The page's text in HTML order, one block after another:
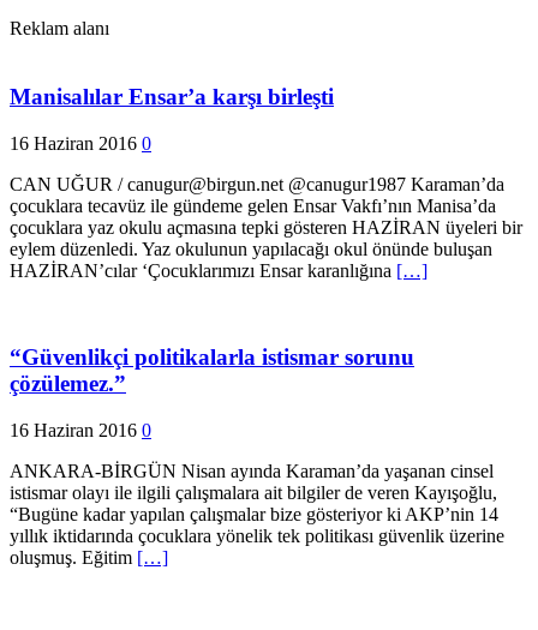
Reklam alanı
Manisalılar Ensar’a karşı birleşti
16 Haziran 2016 0
CAN UĞUR / canugur@birgun.net @canugur1987 Karaman’da
çocuklara tecavüz ile gündeme gelen Ensar Vakfı’nın Manisa’da
çocuklara yaz okulu açmasına tepki gösteren HAZİRAN üyeleri bir
eylem düzenledi. Yaz okulunun yapılacağı okul önünde buluşan
HAZİRAN’cılar ‘Çocuklarımızı Ensar karanlığına […]
“Güvenlikçi politikalarla istismar sorunu
çözülemez.”
16 Haziran 2016 0
ANKARA-BİRGÜN Nisan ayında Karaman’da yaşanan cinsel
istismar olayı ile ilgili çalışmalara ait bilgiler de veren Kayışoğlu,
“Bugüne kadar yapılan çalışmalar bize gösteriyor ki AKP’nin 14
yıllık iktidarında çocuklara yönelik tek politikası güvenlik üzerine
oluşmuş. Eğitim […]